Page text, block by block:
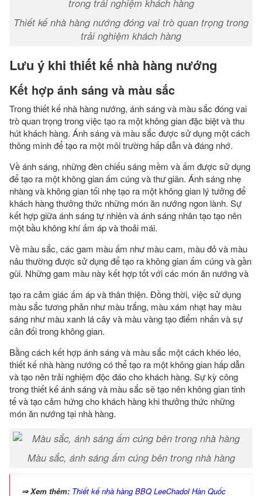
Thiết kế nhà hàng nướng đóng vai trò quan trọng trong
trải nghiệm khách hàng
Lưu ý khi thiết kế nhà hàng nướng
Kết hợp ánh sáng và màu sắc
Trong thiết kế nhà hàng nướng, ánh sáng và màu sắc đóng vai
trò quan trọng trong việc tạo ra một không gian đặc biệt và thu
hút khách hàng. Ánh sáng và màu sắc được sử dụng một cách
thông minh để tạo ra một môi trường hấp dẫn và đáng nhớ.
Về ánh sáng, những đèn chiếu sáng mềm và ấm được sử dụng
để tạo ra một không gian ấm cúng và thư giãn. Ánh sáng nhẹ
nhàng và không gian tối nhẹ tạo ra một không gian lý tưởng để
khách hàng thưởng thức những món ăn nướng ngon lành. Sự
kết hợp giữa ánh sáng tự nhiên và ánh sáng nhân tạo tạo nên
một bầu không khí ấm áp và thoải mái.
Về màu sắc, các gam màu ấm như màu cam, màu đỏ và màu
nâu thường được sử dụng để tạo ra không gian ấm cúng và gần
gũi. Những gam màu này kết hợp tốt với các món ăn nướng và
tạo ra cảm giác ấm áp và thân thiện. Đồng thời, việc sử dụng
màu sắc tương phản như màu trắng, màu xám nhạt hay màu
sáng như màu xanh lá cây và màu vàng tạo điểm nhấn và sự
cân đối trong không gian.
Bằng cách kết hợp ánh sáng và màu sắc một cách khéo léo,
thiết kế nhà hàng nướng có thể tạo ra một không gian hấp dẫn
và tạo nên trải nghiệm độc đáo cho khách hàng. Sự kỳ công
trong thiết kế ánh sáng và màu sắc sẽ tạo nên không gian tinh
tế và tạo cảm hứng cho khách hàng khi thưởng thức những
món ăn nướng tại nhà hàng.
Màu sắc, ánh sáng ấm cúng bên trong nhà hàng
⇒ Xem thêm: Thiết kế nhà hàng BBQ LeeChadol Hàn Quốc